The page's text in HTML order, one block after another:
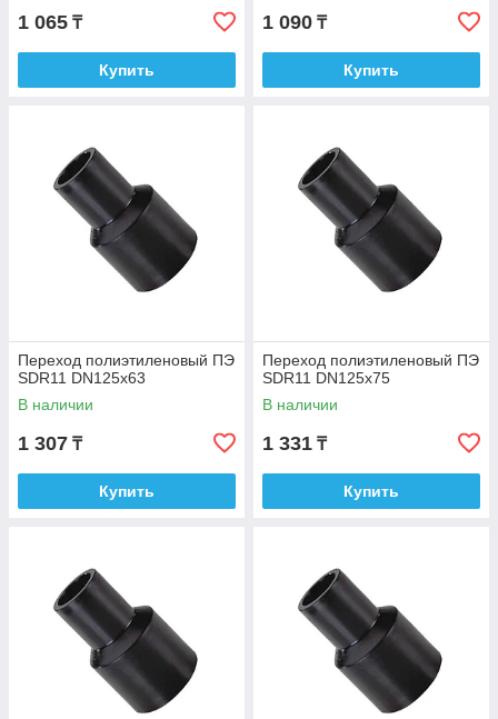
1 065 ₸
Купить
1 090 ₸
Купить
Переход полиэтиленовый ПЭ
SDR11 DN125х63
В наличии
1 307 ₸
Купить
Переход полиэтиленовый ПЭ
SDR11 DN125х75
В наличии
1 331 ₸
Купить